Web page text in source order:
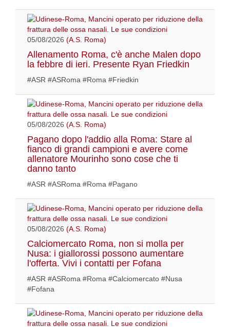
05/08/2026 (A.S. Roma)
Allenamento Roma, c'è anche Malen dopo
la febbre di ieri. Presente Ryan Friedkin
#ASR #ASRoma #Roma #Friedkin
05/08/2026 (A.S. Roma)
Pagano dopo l'addio alla Roma: Stare al
fianco di grandi campioni e avere come
allenatore Mourinho sono cose che ti
danno tanto
#ASR #ASRoma #Roma #Pagano
05/08/2026 (A.S. Roma)
Calciomercato Roma, non si molla per
Nusa: i giallorossi possono aumentare
l'offerta. Vivi i contatti per Fofana
#ASR #ASRoma #Roma #Calciomercato #Nusa
#Fofana